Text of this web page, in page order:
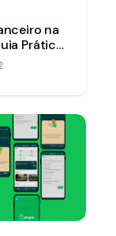
na
Prático
a